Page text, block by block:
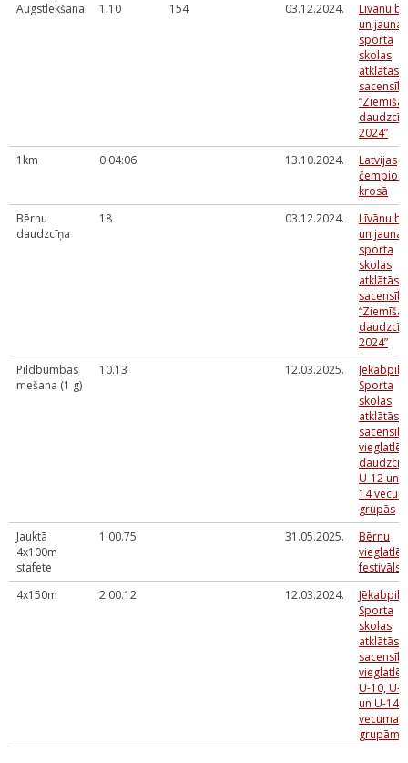
Augstlēkšana
1.10 154 03.12.2024.
Līvānu
un
sporta
skolas
atklātās
“Ziemīša
2024”
1km
0:04:06 13.10.2024.
Latvijas
krosā
Bērnu
daudzcīņa
18 03.12.2024.
Līvānu
un
sporta
skolas
atklātās
“Ziemīša
2024”
Pildbumbas
mešana (1 g)
10.13 12.03.2025.
Jēkabpils
Sporta
skolas
atklātās
U-12 un
14
grupās
Jauktā
4x100m
stafete
1:00.75 31.05.2025.
Bērnu
festivāls
4x150m
2:00.12 12.03.2024.
Jēkabpils
Sporta
skolas
atklātās
U-10, U-
un U-14
vecuma
grupām